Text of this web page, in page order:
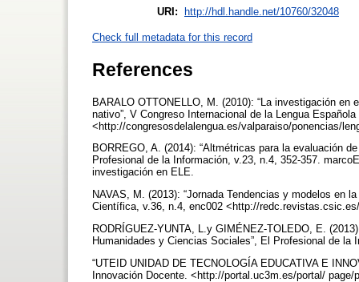
URI: http://hdl.handle.net/10760/32048
Check full metadata for this record
References
BARALO OTTONELLO, M. (2010): “La investigación
nativo”, V Congreso Internacional de la Lengua
<http://congresosdelalengua.es/valparaiso/ponencias/
BORREGO, A. (2014): “Altmétricas para la evaluación
Profesional de la Información, v.23, n.4, 352-357.
investigación en ELE.
NAVAS, M. (2013): “Jornada Tendencias y modelos en
Científica, v.36, n.4, enc002 <http://
RODRÍGUEZ-YUNTA, L.y GIMÉNEZ-TOLEDO, E.
Humanidades y Ciencias Sociales”, El Profesional de
“UTEID UNIDAD DE TECNOLOGÍA EDUCATIVA E
Innovación Docente. <http://portal.uc3m.es/portal/